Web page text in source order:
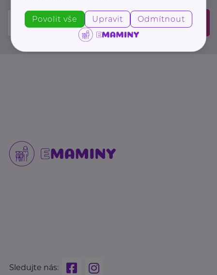
Odeslat
Sledujte nás:
Povolit vše Upravit Odmítnout